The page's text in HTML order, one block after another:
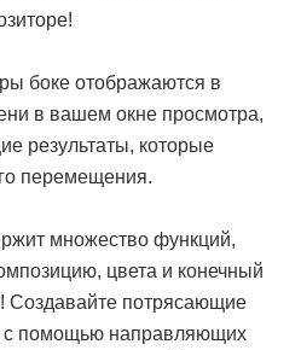
боке отображаются в
в вашем окне просмотра,
результаты, которые
перемещения.
множество функций,
цвета и конечный
Создавайте потрясающие
с помощью направляющих